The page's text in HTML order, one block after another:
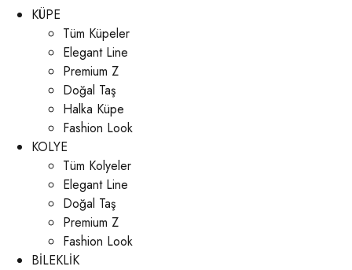
KÜPE
Tüm Küpeler
Elegant Line
Premium Z
Doğal Taş
Halka Küpe
Fashion Look
KOLYE
Tüm Kolyeler
Elegant Line
Doğal Taş
Premium Z
Fashion Look
BİLEKLİK